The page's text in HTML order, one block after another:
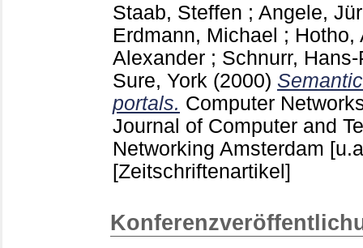
Staab, Steffen ; Angele,
Erdmann, Michael ; Hotho,
Alexander ; Schnurr,
Sure, York (2000)
portals. Computer
Journal of Computer and
Networking Amsterdam
[Zeitschriftenartikel]